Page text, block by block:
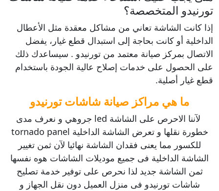
تورنيدو المتخصصة؟
إذا كانت الشاشة تعاني من مشاكل معقدة مثل الأعطال
الداخلية أو كانت بحاجة إلى استبدال قطع غيار، يفضل
الاتصال بمركز صيانة معتمد من تورنيدو . سيساعدك ذلك
على الحصول على خدمات إصلاح عالية الجودة باستخدام
قطع غيار أصلية.
ما هي مراكز صيانة شاشات تورنيدو
لآننا الاحرص على الشاشة led جروهي و نعرف مدى
خطورة نقلها و تعرض الشاشة الداخلية tornado panel
للكسور مما يعنى فقدان الشاشة نهائيا لآن ثمن تغيير
الشاشة الداخلية فى جميع موديلات الشاشات هوه نفسها
ثمن الشاشة جديد لذا نحرص على توفير خدمة تصليح
شاشات تورنيدو فى منزل العميل دون نقل الجهاز و